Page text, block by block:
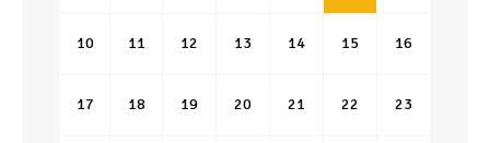
10 11 12 13 14 15 16
17 18 19 20 21 22 23